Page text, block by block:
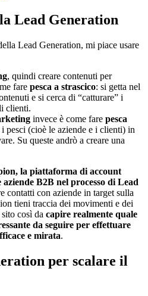
Lead Generation
Lead Generation, mi piace usare
, quindi creare contenuti per
fare pesca a strascico: si getta nel
e si cerca di “catturare” i
clienti.
invece è come fare pesca
i pesci (cioè le aziende e i clienti) in
Su queste andrò a creare una
, la piattaforma di account
B2B nel processo di Lead
contatti con aziende in target sulla
tieni traccia dei movimenti e dei
così da capire realmente quale
da seguire per effettuare
e mirata.
per scalare il